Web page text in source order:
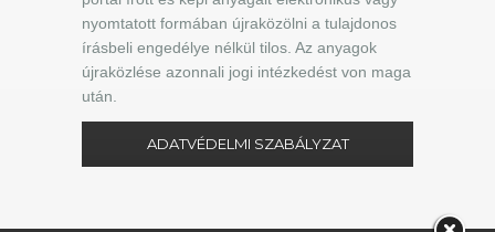
nyomtatott formában újraközölni a tulajdonos
írásbeli engedélye nélkül tilos. Az anyagok
újraközlése azonnali jogi intézkedést von maga
után.
ADATVÉDELMI SZABÁLYZAT